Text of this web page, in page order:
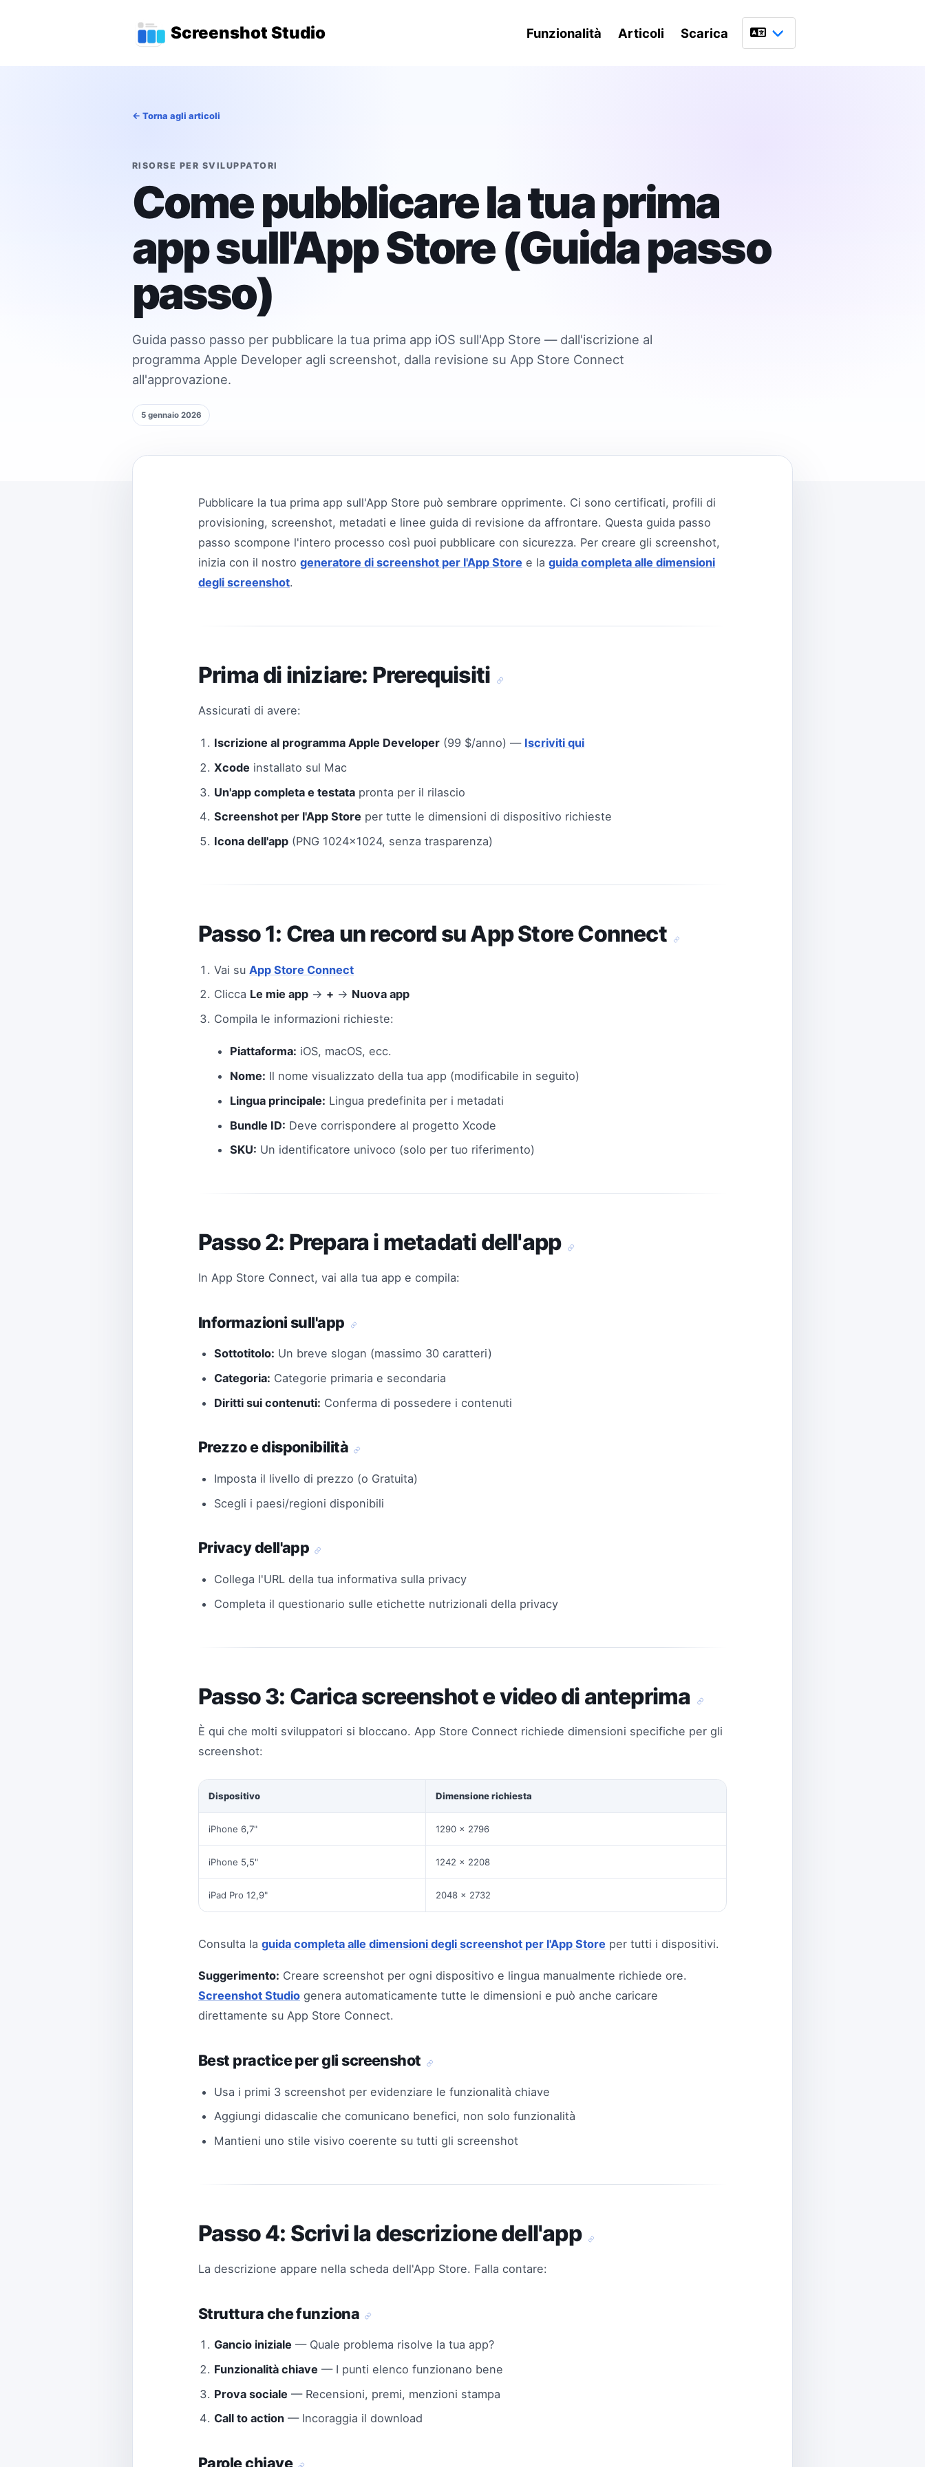
Screenshot Studio
Menu di navigazione principale Funzionalità Articoli Scarica
Lingua
← Torna agli articoli
RISORSE PER SVILUPPATORI
Come pubblicare la tua prima
app sull'App Store (Guida passo
passo)
Guida passo passo per pubblicare la tua prima app iOS sull'App Store — dall'iscrizione al
programma Apple Developer agli screenshot, dalla revisione su App Store Connect
all'approvazione.
5 gennaio 2026
Pubblicare la tua prima app sull'App Store può sembrare opprimente. Ci sono certificati, profili di
provisioning, screenshot, metadati e linee guida di revisione da affrontare. Questa guida passo
passo scompone l'intero processo così puoi pubblicare con sicurezza. Per creare gli screenshot,
inizia con il nostro generatore di screenshot per l'App Store e la guida completa alle dimensioni
degli screenshot.
Prima di iniziare: Prerequisiti
Assicurati di avere:
Iscrizione al programma Apple Developer (99 $/anno) — Iscriviti qui
Xcode installato sul Mac
Un'app completa e testata pronta per il rilascio
Screenshot per l'App Store per tutte le dimensioni di dispositivo richieste
Icona dell'app (PNG 1024x1024, senza trasparenza)
Passo 1: Crea un record su App Store Connect
Vai suApp Store Connect
Clicca Le mie app → + → Nuova app
Compila le informazioni richieste:
Piattaforma: iOS, macOS, ecc.
Nome: Il nome visualizzato della tua app (modificabile in seguito)
Lingua principale: Lingua predefinita per i metadati
Bundle ID: Deve corrispondere al progetto Xcode
SKU: Un identificatore univoco (solo per tuo riferimento)
Passo 2: Prepara i metadati dell'app
In App Store Connect, vai alla tua app e compila:
Informazioni sull'app
Sottotitolo: Un breve slogan (massimo 30 caratteri)
Categoria: Categorie primaria e secondaria
Diritti sui contenuti: Conferma di possedere i contenuti
Prezzo e disponibilità
Imposta il livello di prezzo (o Gratuita)
Scegli i paesi/regioni disponibili
Privacy dell'app
Collega l'URL della tua informativa sulla privacy
Completa il questionario sulle etichette nutrizionali della privacy
Passo 3: Carica screenshot e video di anteprima
È qui che molti sviluppatori si bloccano. App Store Connect richiede dimensioni specifiche per gli
screenshot:
Dispositivo Dimensione richiesta
iPhone 6,7" 1290 x 2796
iPhone 5,5" 1242 x 2208
iPad Pro 12,9" 2048 x 2732
Consulta la guida completa alle dimensioni degli screenshot per l'App Store per tutti i dispositivi.
Suggerimento: Creare screenshot per ogni dispositivo e lingua manualmente richiede ore.
Screenshot Studio genera automaticamente tutte le dimensioni e può anche caricare
direttamente su App Store Connect.
Best practice per gli screenshot
Usa i primi 3 screenshot per evidenziare le funzionalità chiave
Aggiungi didascalie che comunicano benefici, non solo funzionalità
Mantieni uno stile visivo coerente su tutti gli screenshot
Passo 4: Scrivi la descrizione dell'app
La descrizione appare nella scheda dell'App Store. Falla contare:
Struttura che funziona
Gancio iniziale — Quale problema risolve la tua app?
Funzionalità chiave — I punti elenco funzionano bene
Prova sociale — Recensioni, premi, menzioni stampa
Call to action — Incoraggia il download
Parole chiave